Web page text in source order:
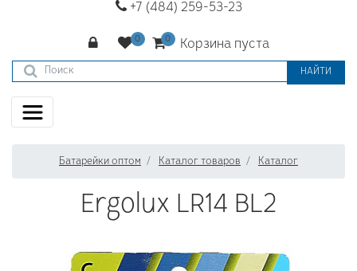
+7 (484) 259-53-23
Корзина пуста
НАЙТИ
Батарейки оптом Каталог товаров Каталог
Ergolux LR14 BL2